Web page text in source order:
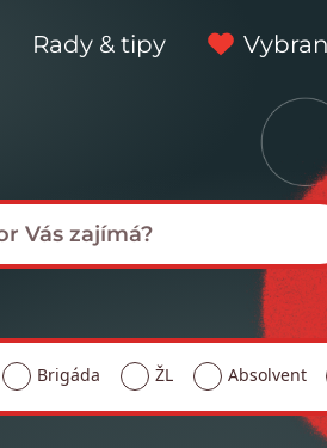
Rady & tipy
Brigáda ŽL Absolvent